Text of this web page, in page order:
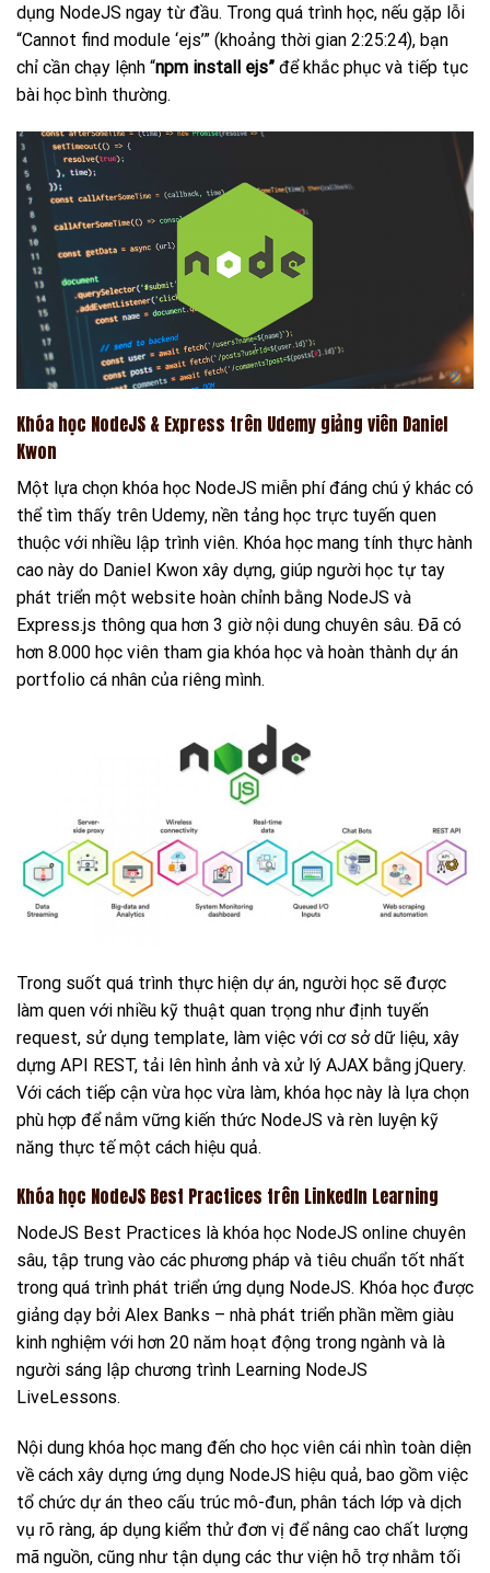
dụng NodeJS ngay từ đầu. Trong quá trình học, nếu gặp lỗi
“Cannot find module ‘ejs’” (khoảng thời gian 2:25:24), bạn
chỉ cần chạy lệnh “npm install ejs” để khắc phục và tiếp tục
bài học bình thường.
Khóa học NodeJS & Express trên Udemy giảng viên Daniel
Kwon
Một lựa chọn khóa học NodeJS miễn phí đáng chú ý khác có
thể tìm thấy trên Udemy, nền tảng học trực tuyến quen
thuộc với nhiều lập trình viên. Khóa học mang tính thực hành
cao này do Daniel Kwon xây dựng, giúp người học tự tay
phát triển một website hoàn chỉnh bằng NodeJS và
Express.js thông qua hơn 3 giờ nội dung chuyên sâu. Đã có
hơn 8.000 học viên tham gia khóa học và hoàn thành dự án
portfolio cá nhân của riêng mình.
Trong suốt quá trình thực hiện dự án, người học sẽ được
làm quen với nhiều kỹ thuật quan trọng như định tuyến
request, sử dụng template, làm việc với cơ sở dữ liệu, xây
dựng API REST, tải lên hình ảnh và xử lý AJAX bằng jQuery.
Với cách tiếp cận vừa học vừa làm, khóa học này là lựa chọn
phù hợp để nắm vững kiến thức NodeJS và rèn luyện kỹ
năng thực tế một cách hiệu quả.
Khóa học NodeJS Best Practices trên LinkedIn Learning
NodeJS Best Practices là khóa học NodeJS online chuyên
sâu, tập trung vào các phương pháp và tiêu chuẩn tốt nhất
trong quá trình phát triển ứng dụng NodeJS. Khóa học được
giảng dạy bởi Alex Banks – nhà phát triển phần mềm giàu
kinh nghiệm với hơn 20 năm hoạt động trong ngành và là
người sáng lập chương trình Learning NodeJS
LiveLessons.
Nội dung khóa học mang đến cho học viên cái nhìn toàn diện
về cách xây dựng ứng dụng NodeJS hiệu quả, bao gồm việc
tổ chức dự án theo cấu trúc mô-đun, phân tách lớp và dịch
vụ rõ ràng, áp dụng kiểm thử đơn vị để nâng cao chất lượng
mã nguồn, cũng như tận dụng các thư viện hỗ trợ nhằm tối